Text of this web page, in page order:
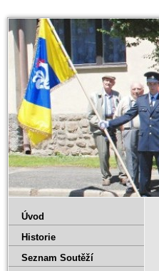
Úvod
Historie
Seznam Soutěží